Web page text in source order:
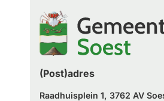
website)
(Post)adres
Raadhuisplein 1, 3762 AV